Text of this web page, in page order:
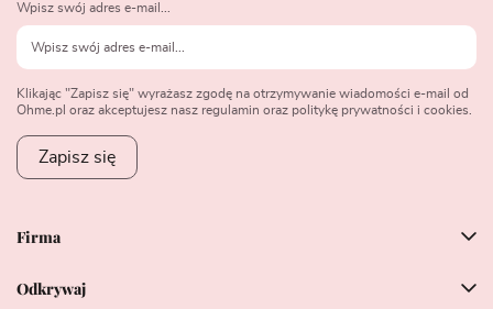
Firma
Odkrywaj
Wpisz swój adres e-mail...
Klikając "Zapisz się" wyrażasz zgodę na otrzymywanie wiadomości e-mail od
Ohme.pl oraz akceptujesz nasz regulamin oraz politykę prywatności i cookies.
Zapisz się